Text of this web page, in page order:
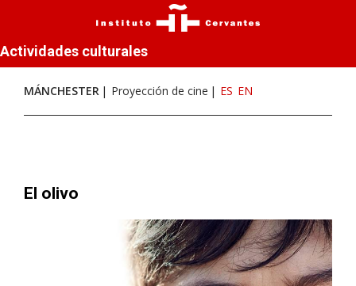
Actividades culturales
MÁNCHESTER Proyección de cine ES EN
El olivo